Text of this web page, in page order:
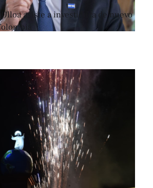
asiste a investidura de nuevo